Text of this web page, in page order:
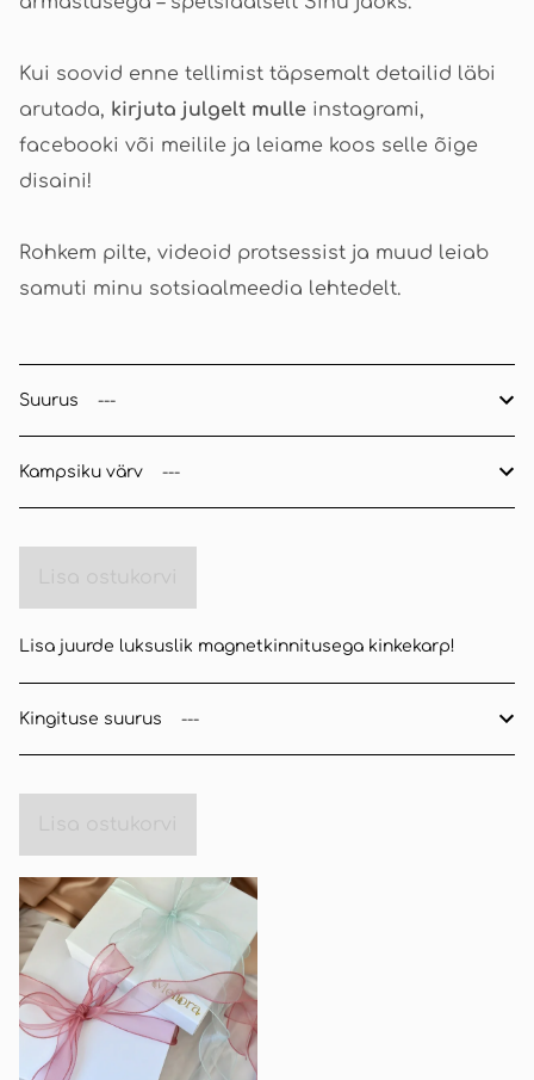
Kui soovid enne tellimist täpsemalt detailid läbi
arutada, kirjuta julgelt mulle instagrami,
facebooki või meilile ja leiame koos selle õige
disaini!
Rohkem pilte, videoid protsessist ja muud leiab
samuti minu sotsiaalmeedia lehtedelt.
Suurus
Kampsiku värv
Lisa juurde luksuslik magnetkinnitusega kinkekarp!
Kingituse suurus